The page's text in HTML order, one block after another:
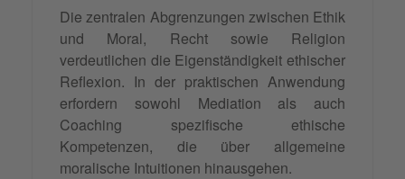
Die zentralen Abgrenzungen zwischen Ethik
und Moral, Recht sowie Religion
verdeutlichen die Eigenständigkeit ethischer
Reflexion. In der praktischen Anwendung
erfordern sowohl Mediation als auch
Coaching spezifische ethische
Kompetenzen, die über allgemeine
moralische Intuitionen hinausgehen.